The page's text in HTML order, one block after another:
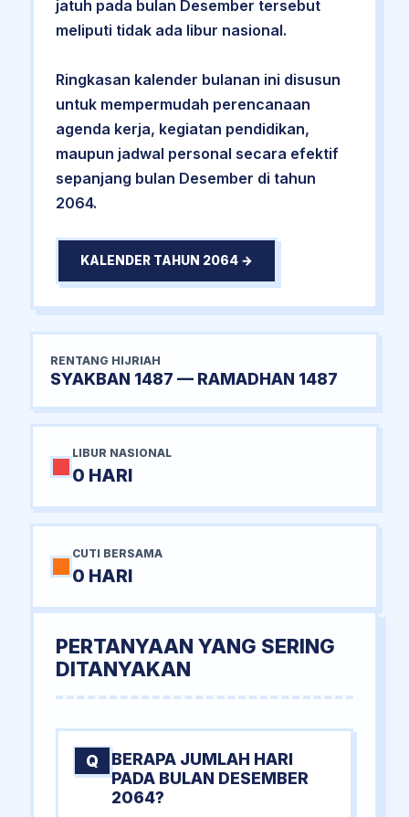
jatuh pada bulan Desember tersebut
meliputi tidak ada libur nasional.
Ringkasan kalender bulanan ini disusun
untuk mempermudah perencanaan
agenda kerja, kegiatan pendidikan,
maupun jadwal personal secara efektif
sepanjang bulan Desember di tahun
2064.
KALENDER TAHUN 2064 →
RENTANG HIJRIAH
SYAKBAN 1487 — RAMADHAN 1487
LIBUR NASIONAL
0 HARI
CUTI BERSAMA
0 HARI
PERTANYAAN YANG SERING
DITANYAKAN
Q
BERAPA JUMLAH HARI
PADA BULAN DESEMBER
2064?